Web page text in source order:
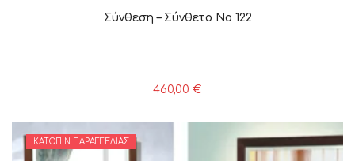
Σύνθεση – Σύνθετο Νο 122
460,00 €
ΚΑΤΌΠΙΝ ΠΑΡΑΓΓΕΛΊΑΣ